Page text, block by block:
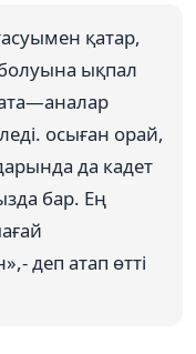
қатар,
ықпал
ата—аналар
осыған орай,
да кадет
бар. Ең
деп атап өтті